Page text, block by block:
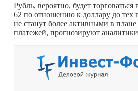
Рубль, вероятно, будет торговаться
62 по отношению к доллару до тех
не станут более активными в
платежей, прогнозируют